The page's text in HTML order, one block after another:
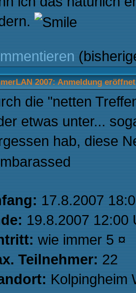
2007: Anmeldung eröffnet
die "netten
etwas unter...
hab, diese
17.8.2007
19.8.2007 12:00
wie immer 5 ¤
Teilnehmer: 22
Kolpingheim